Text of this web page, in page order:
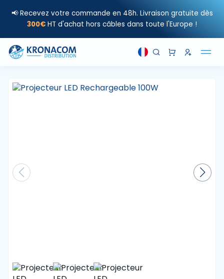
📢 Recevez votre commande en 48h. Livraison gratuite dès
300€ HT d'achat hors câbles dans toute l'Europe !